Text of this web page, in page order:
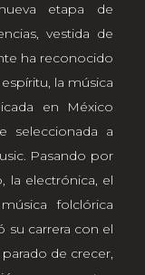
etapa de
vestida de
ha reconocido
la música
en México
seleccionada a
Pasando por
la electrónica, el
folclórica
su carrera con el
de crecer,